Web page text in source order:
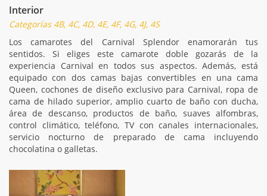
Interior
Categorías 4B, 4C, 4D, 4E, 4F, 4G, 4J, 4S
Los camarotes del Carnival Splendor enamorarán tus
sentidos. Si eliges este camarote doble gozarás de la
experiencia Carnival en todos sus aspectos. Además, está
equipado con dos camas bajas convertibles en una cama
Queen, cochones de diseño exclusivo para Carnival, ropa de
cama de hilado superior, amplio cuarto de baño con ducha,
área de descanso, productos de baño, suaves alfombras,
control climático, teléfono, TV con canales internacionales,
servicio nocturno de preparado de cama incluyendo
chocolatina o galletas.